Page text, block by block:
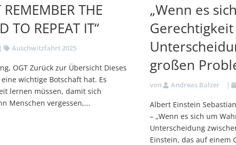
THE
TO REPEAT IT“
| Auschwitzfahrt 2025
OGT Zurück zur Übersicht Dieses
wichtige Botschaft hat. Es
lernen müssen, damit sich
Menschen vergessen,...
„Wenn es
großen
von Andreas Balzer |
Albert Einstein
– „Wenn es sich um
Unterscheidung
Einstein, das auf einem